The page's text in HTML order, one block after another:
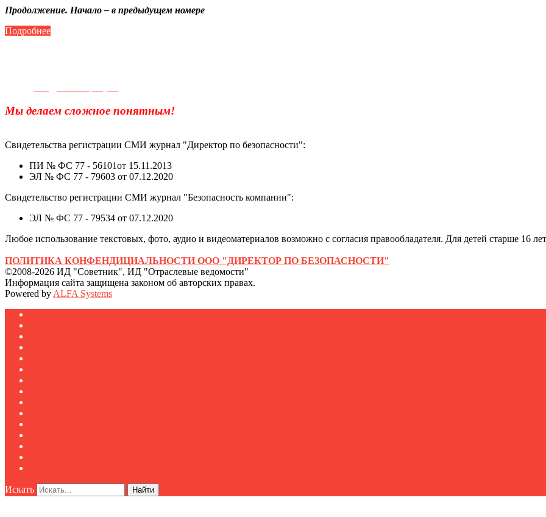
Продолжение. Начало – в предыдущем номере
Подробнее
Мы делаем сложное понятным!
Свидетельства регистрации СМИ журнал "Директор по безопасности":
ПИ № ФС 77 - 56101от 15.11.2013
ЭЛ № ФС 77 - 79603 от 07.12.2020
Свидетельство регистрации СМИ журнал "Безопасность компании":
ЭЛ № ФС 77 - 79534 от 07.12.2020
Любое использование текстовых, фото, аудио и видеоматериалов возможно с согласия правообладателя. Для детей старше 16
ПОЛИТИКА КОНФЕНДИЦИАЛЬНОСТИ ООО "ДИРЕКТОР ПО БЕЗОПАСНОСТИ"
©2008-2026 ИД "Советник", ИД "Отраслевые ведомости"
Информация сайта защищена законом об авторских правах.
Powered by ALFA Systems
Искать Найти